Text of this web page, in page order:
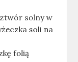
solny w
soli na
folią